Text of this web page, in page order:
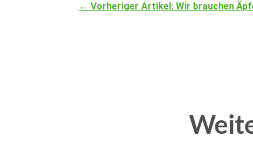
←Vorheriger Artikel: Wir brauchen